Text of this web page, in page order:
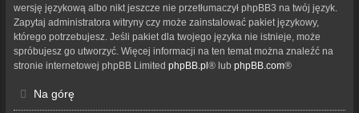
wersję językową albo nikt jeszcze nie przetłumaczył phpBB3 na twój język.
Zapytaj administratora witryny czy może zainstalować pakiet językowy,
którego potrzebujesz. Jeśli pakiet dla twojego języka nie istnieje, może
spróbujesz go utworzyć. Więcej informacji na ten temat można znaleźć na
stronie internetowej phpBB Limited phpBB.pl® lub phpBB.com®
Na górę